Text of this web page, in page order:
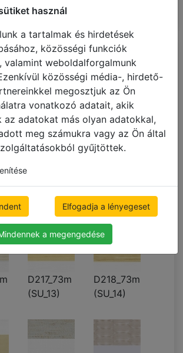
használ
a tartalmak és hirdetések
közösségi funkciók
valamint weboldalforgalmunk
közösségi média-, hirdető-
megosztjuk az Ön
vonatkozó adatait, akik
az adatokat más olyan adatokkal,
meg számukra vagy az Ön által
gyűjtöttek.
Elfogadja a lényegeset
a megengedése
(FA_14)
Sávroló LUX
500 x 1000mm
52,660.40 Ft
ár ÁFÁval
Ingyenes szállítás
D201_73m
(KH_02)
D321_98m
D217_73m
(SU_13)
D218_73m
(SU_14)